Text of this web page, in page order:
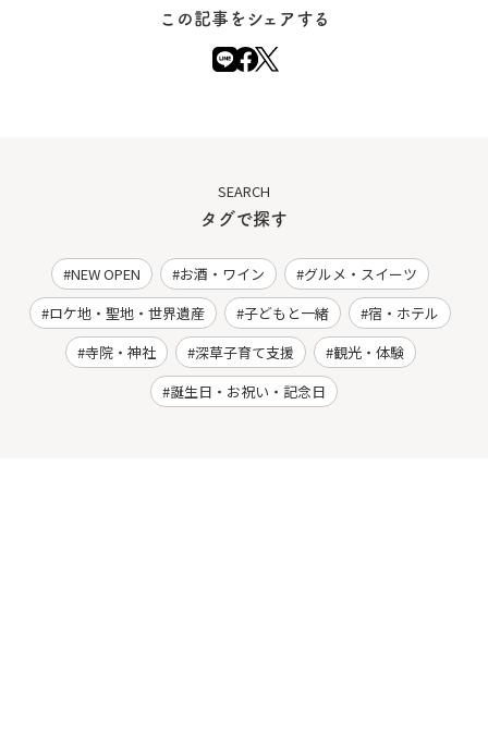
この記事をシェアする
SEARCH
タグで探す
NEW OPEN お酒・ワイン
グルメ・スイーツ
ロケ地・聖地・世界遺産
子どもと一緒
宿・ホテル
寺院・神社
深草子育て支援
観光・体験
誕生日・お祝い・記念日